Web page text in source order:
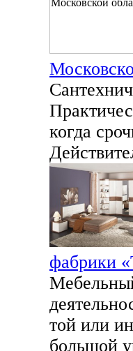
когда
фабрики
той или
большой